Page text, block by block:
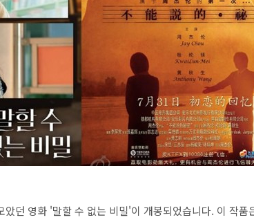
던 영화 '말할 수 없는 비밀'이 개봉되었습니다. 이 작품